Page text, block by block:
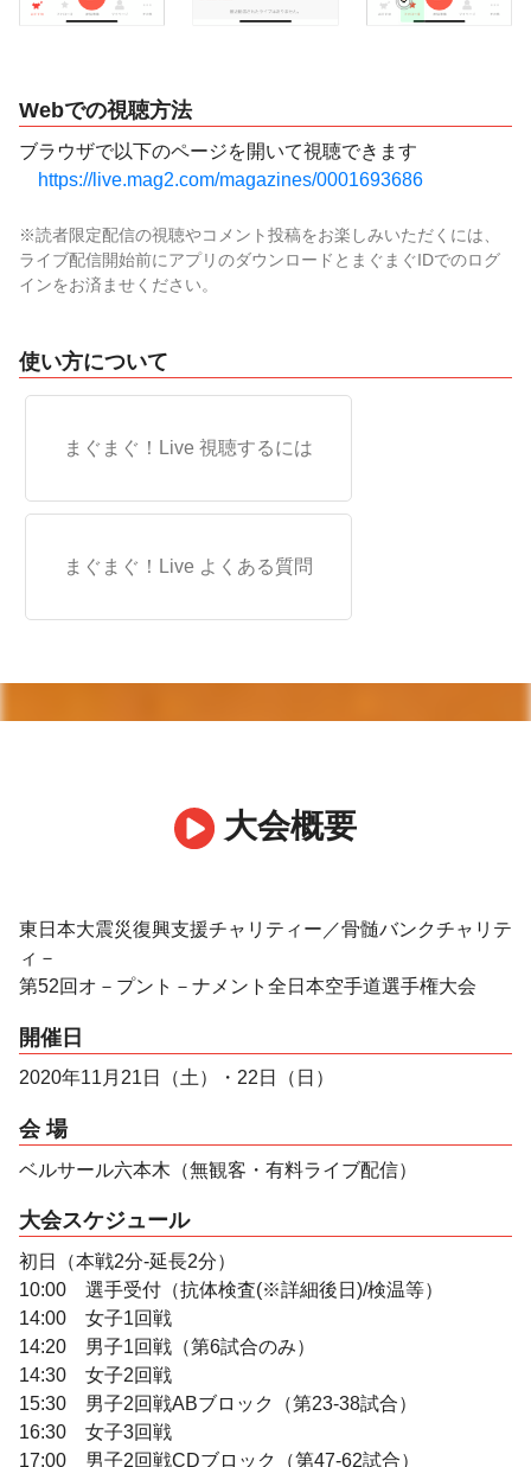
Webでの視聴方法
ブラウザで以下のページを開いて視聴できます
https://live.mag2.com/magazines/0001693686
※読者限定配信の視聴やコメント投稿をお楽しみいただくには、
ライブ配信開始前にアプリのダウンロードとまぐまぐIDでのログ
インをお済ませください。
使い方について
まぐまぐ！Live 視聴するには
まぐまぐ！Live よくある質問
大会概要
東日本大震災復興支援チャリティー／骨髄バンクチャリテ
ィ－
第52回オ－プント－ナメント全日本空手道選手権大会
開催日
2020年11月21日（土）・22日（日）
会 場
ベルサール六本木（無観客・有料ライブ配信）
大会スケジュール
初日（本戦2分-延長2分）
10:00 選手受付（抗体検査(※詳細後日)/検温等）
14:00 女子1回戦
14:20 男子1回戦（第6試合のみ）
14:30 女子2回戦
15:30 男子2回戦ABブロック（第23-38試合）
16:30 女子3回戦
17:00 男子2回戦CDブロック（第47-62試合）